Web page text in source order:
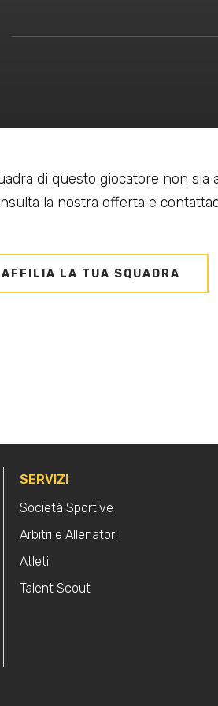
di questo giocatore non sia
la nostra offerta e
AFFILIA LA TUA SQUADRA
SERVIZI
Società Sportive
Arbitri e Allenatori
Atleti
Talent Scout